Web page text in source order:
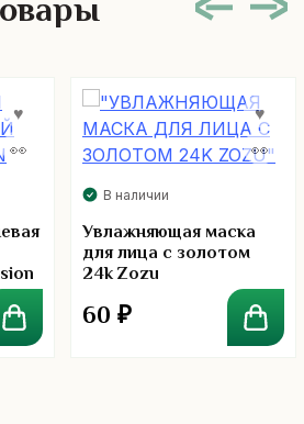
В наличии
Увлажняющая маска
для лица с золотом
24k Zozu
60 ₽